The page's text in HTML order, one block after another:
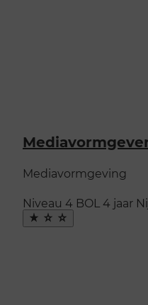
Mediavormgeving
Niveau 4 BOL 4 jaar
Maak
favoriet